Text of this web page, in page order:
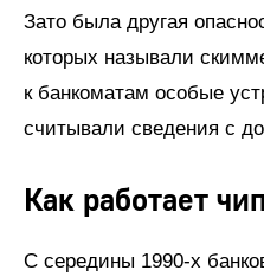
Зато была другая
которых называли
к банкоматам особые
считывали сведения с
Как работает
С середины 1990-х